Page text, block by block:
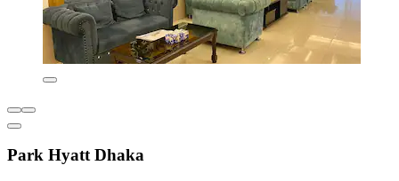
Park Hyatt Dhaka